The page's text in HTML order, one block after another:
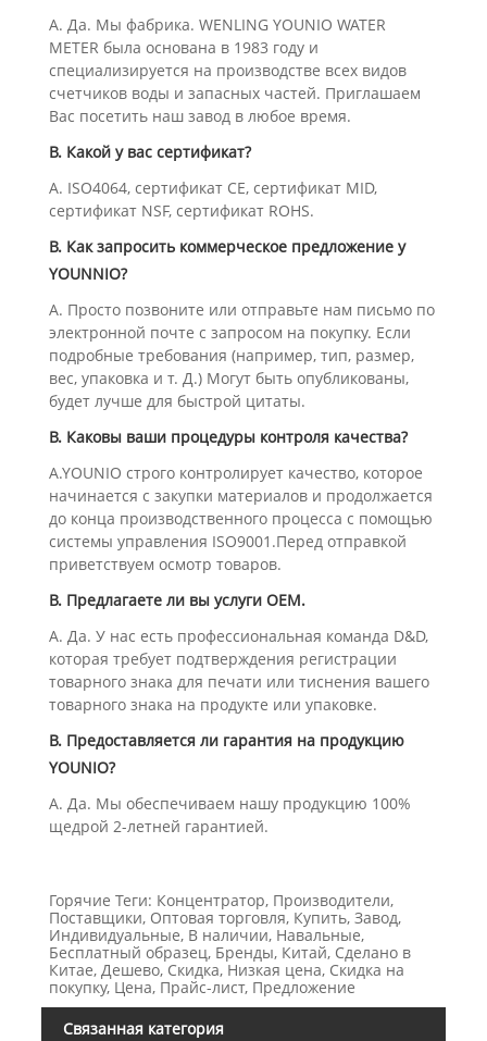
А. Да. Мы фабрика. WENLING YOUNIO WATER
METER была основана в 1983 году и
специализируется на производстве всех видов
счетчиков воды и запасных частей. Приглашаем
Вас посетить наш завод в любое время.
В. Какой у вас сертификат?
A. ISO4064, сертификат CE, сертификат MID,
сертификат NSF, сертификат ROHS.
В. Как запросить коммерческое предложение у
YOUNNIO?
A. Просто позвоните или отправьте нам письмо по
электронной почте с запросом на покупку. Если
подробные требования (например, тип, размер,
вес, упаковка и т. Д.) Могут быть опубликованы,
будет лучше для быстрой цитаты.
В. Каковы ваши процедуры контроля качества?
A.YOUNIO строго контролирует качество, которое
начинается с закупки материалов и продолжается
до конца производственного процесса с помощью
системы управления ISO9001.Перед отправкой
приветствуем осмотр товаров.
В. Предлагаете ли вы услуги OEM.
А. Да. У нас есть профессиональная команда D&D,
которая требует подтверждения регистрации
товарного знака для печати или тиснения вашего
товарного знака на продукте или упаковке.
В. Предоставляется ли гарантия на продукцию
YOUNIO?
А. Да. Мы обеспечиваем нашу продукцию 100%
щедрой 2-летней гарантией.
Горячие Теги: Концентратор, Производители,
Поставщики, Оптовая торговля, Купить, Завод,
Индивидуальные, В наличии, Навальные,
Бесплатный образец, Бренды, Китай, Сделано в
Китае, Дешево, Скидка, Низкая цена, Скидка на
покупку, Цена, Прайс-лист, Предложение
Связанная категория